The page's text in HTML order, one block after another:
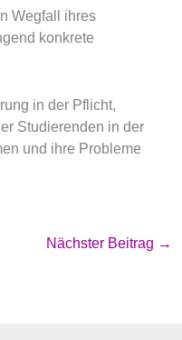
Wegfall ihres
konkrete
in der Pflicht,
Studierenden in der
und ihre Probleme
Nächster Beitrag →